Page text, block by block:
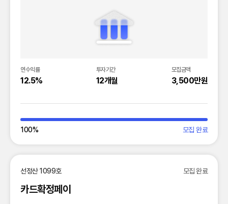
연수익률
12.5%
투자기간
12개월
모집금액
3,500만원
100% 모집 완료
선정산 1099호 모집 완료
카드확정페이